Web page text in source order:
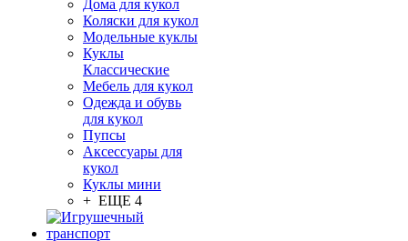
Дома для кукол
Коляски для кукол
Модельные куклы
Куклы
Классические
Мебель для кукол
Одежда и обувь
для кукол
Пупсы
Аксессуары для
кукол
Куклы мини
+ ЕЩЕ 4